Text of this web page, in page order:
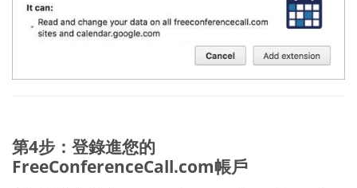
第4步：登錄進您的
FreeConferenceCall.com帳戶